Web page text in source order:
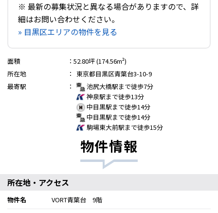
※ 最新の募集状況と異なる場合がありますので、詳
細はお問い合わせください。
» 目黒区エリアの物件を見る
面積 ： 52.80坪 (174.56m²)
所在地
：
東京都目黒区青葉台3-10-9
最寄駅
：
池尻大橋駅まで徒歩7分
神泉駅まで徒歩13分
中目黒駅まで徒歩14分
中目黒駅まで徒歩14分
駒場東大前駅まで徒歩15分
物件情報
所在地・アクセス
物件名
VORT青葉台 9階